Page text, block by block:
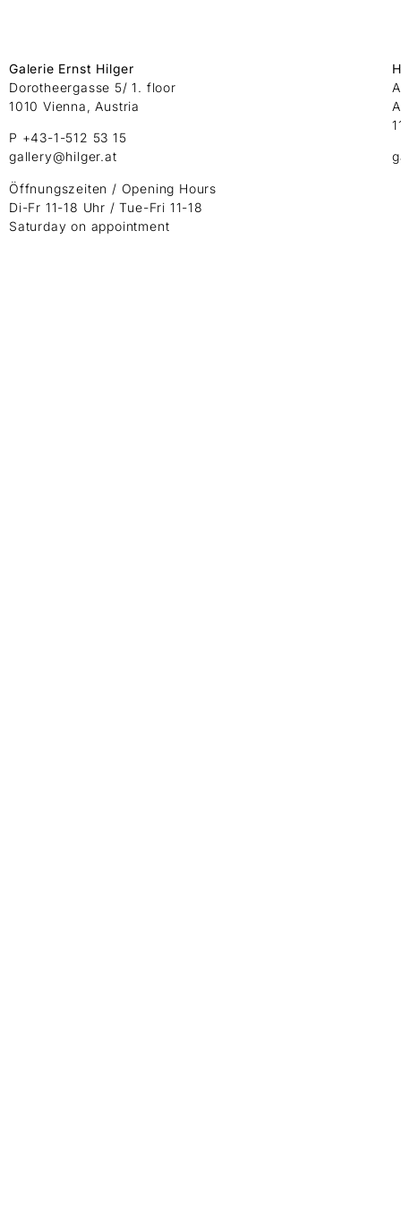
Galerie Ernst Hilger
Dorotheergasse 5/ 1. floor
1010 Vienna, Austria
P +43-1-512 53 15
gallery@hilger.at
Öffnungszeiten / Opening Hours
Di-Fr 11-18 Uhr / Tue-Fri 11-18
Saturday on appointment